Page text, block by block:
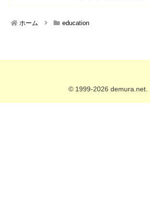
ホーム education
© 1999-2026 demura.net.